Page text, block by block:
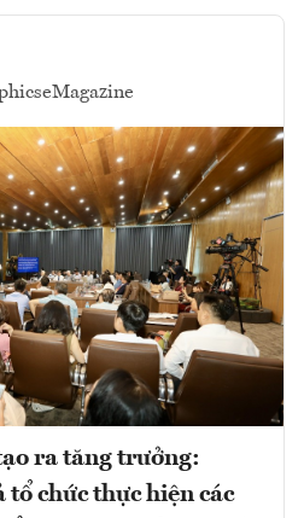
eMagazine
ra tăng trưởng:
tổ chức thực hiện các